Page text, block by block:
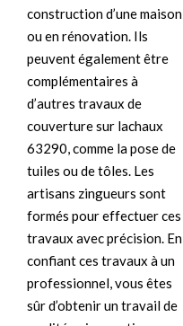
construction d’une maison
ou en rénovation. Ils
peuvent également être
complémentaires à
d’autres travaux de
couverture sur lachaux
63290, comme la pose de
tuiles ou de tôles. Les
artisans zingueurs sont
formés pour effectuer ces
travaux avec précision. En
confiant ces travaux à un
professionnel, vous êtes
sûr d’obtenir un travail de